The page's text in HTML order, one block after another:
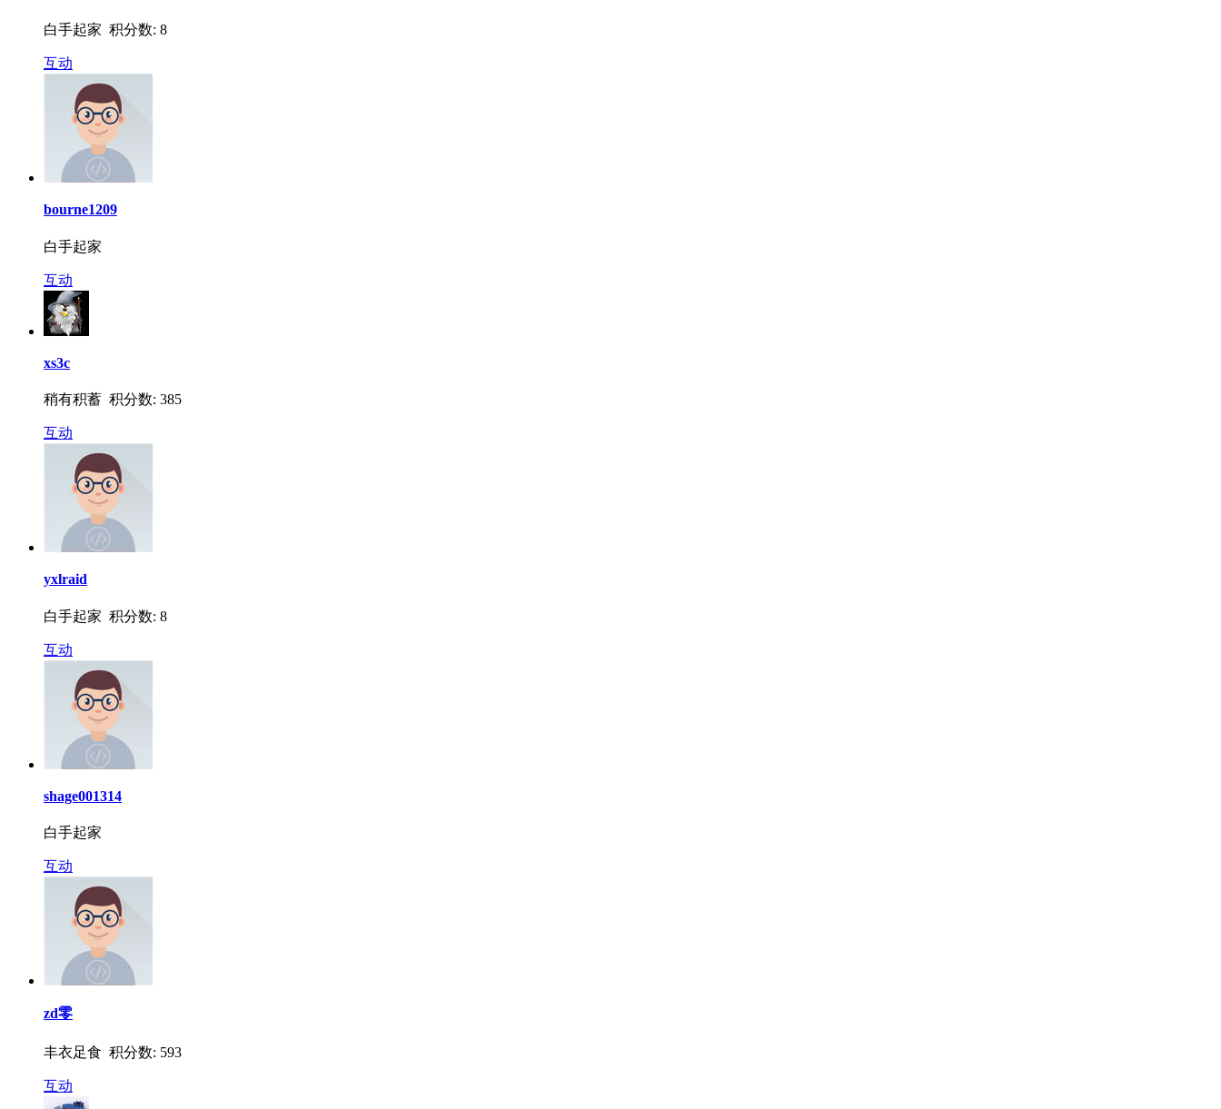
白手起家 积分数: 8
互动
bourne1209
白手起家
互动
xs3c
稍有积蓄 积分数: 385
互动
yxlraid
白手起家 积分数: 8
互动
shage001314
白手起家
互动
zd零
丰衣足食 积分数: 593
互动